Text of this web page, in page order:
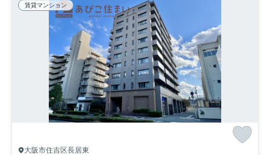
賃貸マンション
大阪市住吉区長居東